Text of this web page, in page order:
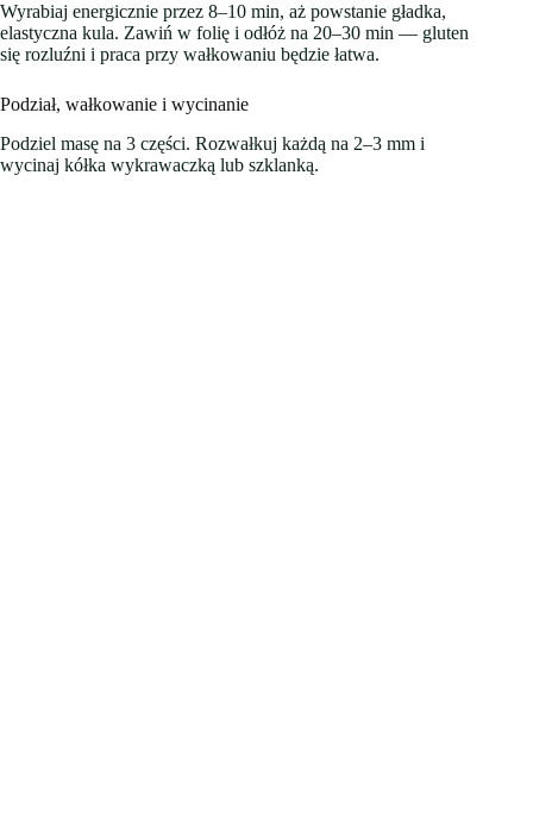
Wyrabiaj energicznie przez 8–10 min, aż powstanie gładka,
elastyczna kula. Zawiń w folię i odłóż na 20–30 min — gluten
się rozluźni i praca przy wałkowaniu będzie łatwa.
Podział, wałkowanie i wycinanie
Podziel masę na 3 części. Rozwałkuj każdą na 2–3 mm i
wycinaj kółka wykrawaczką lub szklanką.